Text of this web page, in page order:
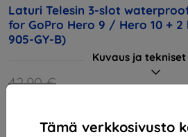
Tämä verkkosivusto
Laturi Telesin 3-slot
for GoPro Hero 9 / Hero 10 + 2
905-GY-B)
Kuvaus ja
42,90 €
Hinta ilman ALV:tä32,87 €